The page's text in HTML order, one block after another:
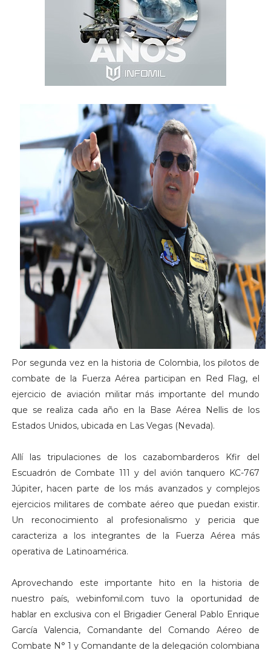
Por segunda vez en la historia de Colombia, los pilotos de
combate de la Fuerza Aérea participan en Red Flag, el
ejercicio de aviación militar más importante del mundo
que se realiza cada año en la Base Aérea Nellis de los
Estados Unidos, ubicada en Las Vegas (Nevada).
Allí las tripulaciones de los cazabombarderos Kfir del
Escuadrón de Combate 111 y del avión tanquero KC-767
Júpiter, hacen parte de los más avanzados y complejos
ejercicios militares de combate aéreo que puedan existir.
Un reconocimiento al profesionalismo y pericia que
caracteriza a los integrantes de la Fuerza Aérea más
operativa de Latinoamérica.
Aprovechando este importante hito en la historia de
nuestro país, webinfomil.com tuvo la oportunidad de
hablar en exclusiva con el Brigadier General Pablo Enrique
García Valencia, Comandante del Comando Aéreo de
Combate N° 1 y Comandante de la delegación colombiana